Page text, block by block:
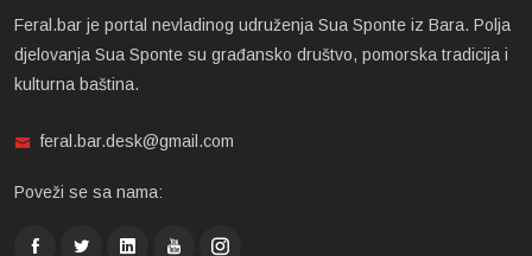
Feral.bar je portal nevladinog udruženja Sua Sponte iz Bara. Polja
djelovanja Sua Sponte su građansko društvo, pomorska tradicija i
kulturna baština.
feral.bar.desk@gmail.com
Poveži se sa nama: